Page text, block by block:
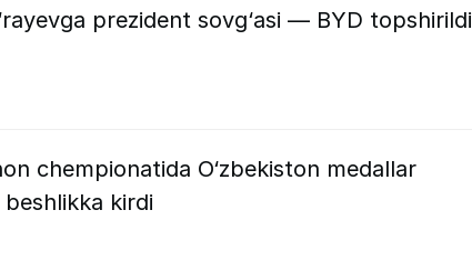
prezident sovg‘asi — BYD topshirildi
chempionatida O‘zbekiston medallar
beshlikka kirdi